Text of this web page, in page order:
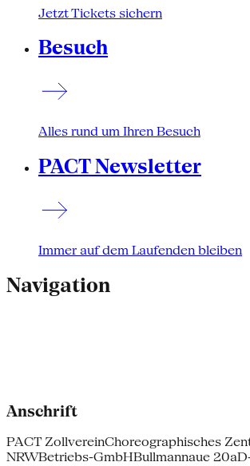
Jetzt Tickets sichern
Besuch
Alles rund um Ihren Besuch
PACT Newsletter
Immer auf dem Laufenden bleiben
Navigation
Anschrift
PACT ZollvereinChoreographisches
NRWBetriebs-GmbHBullmannaue 20a